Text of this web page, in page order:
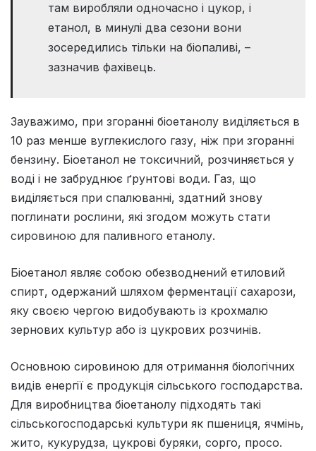
там виробляли одночасно і цукор, і
етанол, в минулі два сезони вони
зосередились тільки на біопаливі, –
зазначив фахівець.
Зауважимо, при згоранні біоетанолу виділяється в
10 раз менше вуглекислого газу, ніж при згоранні
бензину. Біоетанол не токсичний, розчиняється у
воді і не забруднює ґрунтові води. Газ, що
виділяється при спалюванні, здатний знову
поглинати рослини, які згодом можуть стати
сировиною для паливного етанолу.
Біоетанол являє собою обезводнений етиловий
спирт, одержаний шляхом ферментації сахарози,
яку своєю чергою видобувають із крохмалю
зернових культур або із цукрових розчинів.
Основною сировиною для отримання біологічних
видів енергії є продукція сільського господарства.
Для виробництва біоетанолу підходять такі
сільськогосподарські культури як пшениця, ячмінь,
жито, кукурудза, цукрові буряки, сорго, просо.